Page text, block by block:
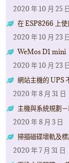
2020 年 10 月 25 日
在 ESP8266 上
2020 年 10 月 23 日
WeMos D1 mini
2020 年 10 月 23 日
網站主機的 UPS
2020 年 8 月 31 日
主機與系統規劃
2020 年 8 月 3 日
掃描磁碟壞軌及
2020 年 7 月 31 日